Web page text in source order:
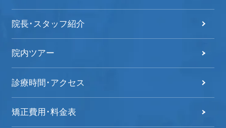
院長･スタッフ紹介
院内ツアー
診療時間･アクセス
矯正費用･料金表